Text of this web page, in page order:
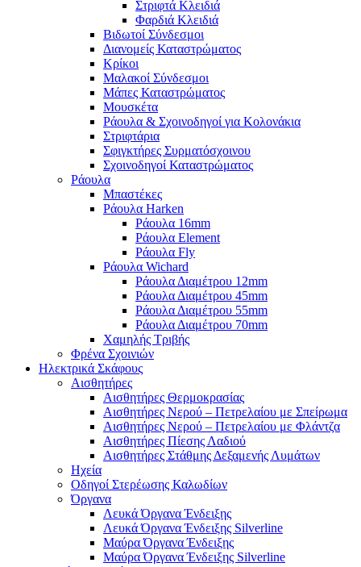
Στριφτά Κλειδιά
Φαρδιά Κλειδιά
Βιδωτοί Σύνδεσμοι
Διανομείς Καταστρώματος
Κρίκοι
Μαλακοί Σύνδεσμοι
Μάπες Καταστρώματος
Μουσκέτα
Ράουλα & Σχοινοδηγοί για Κολονάκια
Στριφτάρια
Σφιγκτήρες Συρματόσχοινου
Σχοινοδηγοί Καταστρώματος
Ράουλα
Μπαστέκες
Ράουλα Harken
Ράουλα 16mm
Ράουλα Element
Ράουλα Fly
Ράουλα Wichard
Ράουλα Διαμέτρου 12mm
Ράουλα Διαμέτρου 45mm
Ράουλα Διαμέτρου 55mm
Ράουλα Διαμέτρου 70mm
Χαμηλής Τριβής
Φρένα Σχοινιών
Ηλεκτρικά Σκάφους
Αισθητήρες
Αισθητήρες Θερμοκρασίας
Αισθητήρες Νερού – Πετρελαίου με Σπείρωμα
Αισθητήρες Νερού – Πετρελαίου με Φλάντζα
Αισθητήρες Πίεσης Λαδιού
Αισθητήρες Στάθμης Δεξαμενής Λυμάτων
Ηχεία
Οδηγοί Στερέωσης Καλωδίων
Όργανα
Λευκά Όργανα Ένδειξης
Λευκά Όργανα Ένδειξης Silverline
Μαύρα Όργανα Ένδειξης
Μαύρα Όργανα Ένδειξης Silverline